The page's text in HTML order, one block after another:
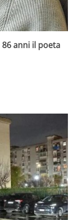
86 anni il poeta